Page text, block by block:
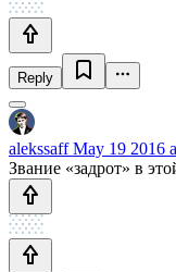
Reply
alekssaffMay 19 2016
Звание «задрот» в